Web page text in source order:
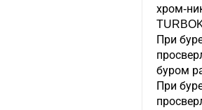
хром-
При
буром
При